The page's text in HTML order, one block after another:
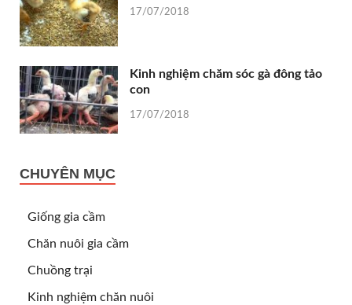
17/07/2018
Kinh nghiệm chăm sóc gà đông tảo
con
17/07/2018
CHUYÊN MỤC
Giống gia cầm
Chăn nuôi gia cầm
Chuồng trại
Kinh nghiệm chăn nuôi